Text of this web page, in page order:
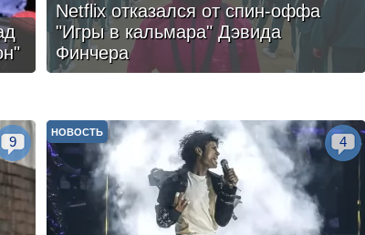
Netflix отказался от спин-оффа
"Игры в кальмара" Дэвида
Финчера
9
НОВОСТЬ
4